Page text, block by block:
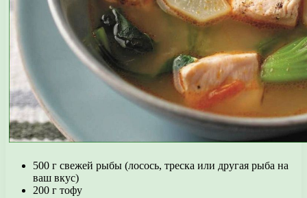
500 г свежей рыбы (лосось, треска или другая рыба на
ваш вкус)
200 г тофу